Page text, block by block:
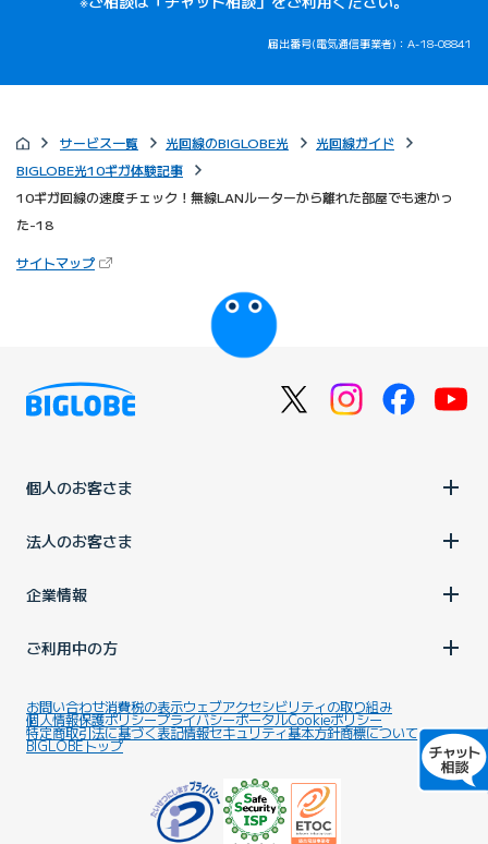
届出番号(電気通信事業者)：A-18-08841
サービス一覧 光回線のBIGLOBE光
光回線ガイド
BIGLOBE光10ギガ体験記事
10ギガ回線の速度チェック！無線LANルーターから離れた部屋でも速かっ
た-18
サイトマップ（新しいタブで開きます）
びっぷるのページ
個人のお客さま
法人のお客さま
企業情報
ご利用中の方
お問い合わせ消費税の表示ウェブアクセシビリティの取り組み
個人情報保護ポリシープライバシーポータルCookieポリシー
特定商取引法に基づく表記情報セキュリティ基本方針商標について
BIGLOBEトップ